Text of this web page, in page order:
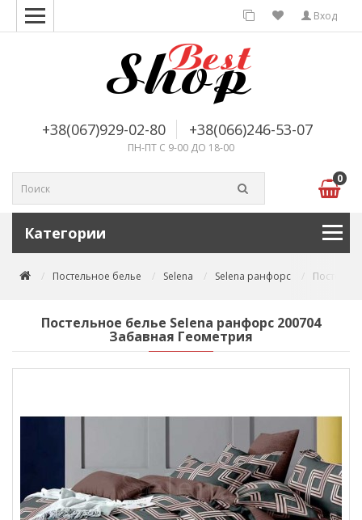
Вход
+38(067)929-02-80 +38(066)246-53-07
ПН-ПТ С 9-00 ДО 18-00
0
Категории
Постельное белье Selena Selena ранфорс
Постельное белье Selena ранфорс 200704
Забавная Геометрия